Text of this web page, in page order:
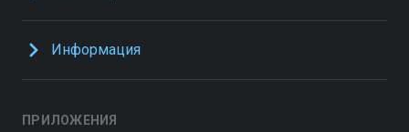
Информация
ПРИЛОЖЕНИЯ